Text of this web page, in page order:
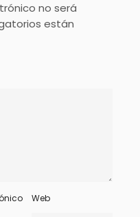
no será
están
Web